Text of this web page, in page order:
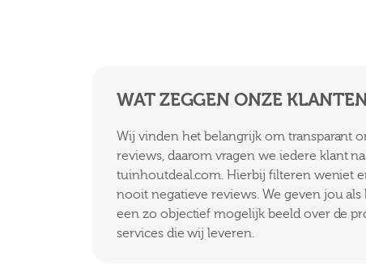
WAT ZEGGEN ONZE
Wij vinden het belangrijk om transparant
reviews, daarom vragen we iedere klant
tuinhoutdeal.com. Hierbij filteren weniet
nooit negatieve reviews. We geven jou
een zo objectief mogelijk beeld over de
services die wij leveren.